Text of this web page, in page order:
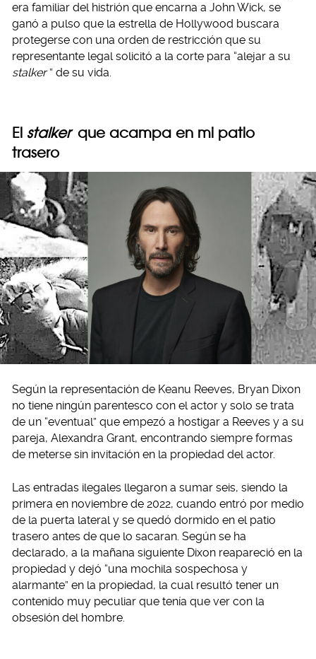
era familiar del histrión que encarna a John Wick, se
ganó a pulso que la estrella de Hollywood buscara
protegerse con una orden de restricción que su
representante legal solicitó a la corte para “alejar a su
stalker ” de su vida.
El stalkerque acampa en mi patio
trasero
Según la representación de Keanu Reeves, Bryan Dixon
no tiene ningún parentesco con el actor y solo se trata
de un “eventual” que empezó a hostigar a Reeves y a su
pareja, Alexandra Grant, encontrando siempre formas
de meterse sin invitación en la propiedad del actor.
Las entradas ilegales llegaron a sumar seis, siendo la
primera en noviembre de 2022, cuando entró por medio
de la puerta lateral y se quedó dormido en el patio
trasero antes de que lo sacaran. Según se ha
declarado, a la mañana siguiente Dixon reapareció en la
propiedad y dejó “una mochila sospechosa y
alarmante” en la propiedad, la cual resultó tener un
contenido muy peculiar que tenía que ver con la
obsesión del hombre.